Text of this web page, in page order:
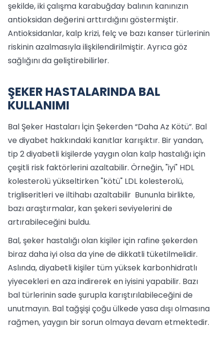
şekilde, iki çalışma karabuğday balının kanınızın
antioksidan değerini arttırdığını göstermiştir.
Antioksidanlar, kalp krizi, felç ve bazı kanser türlerinin
riskinin azalmasıyla ilişkilendirilmiştir. Ayrıca göz
sağlığını da geliştirebilirler.
ŞEKER HASTALARINDA BAL
KULLANIMI
Bal Şeker Hastaları İçin Şekerden “Daha Az Kötü”. Bal
ve diyabet hakkındaki kanıtlar karışıktır. Bir yandan,
tip 2 diyabetli kişilerde yaygın olan kalp hastalığı için
çeşitli risk faktörlerini azaltabilir. Örneğin, "iyi" HDL
kolesterolü yükseltirken "kötü" LDL kolesterolü,
trigliseritleri ve iltihabı azaltabilir Bununla birlikte,
bazı araştırmalar, kan şekeri seviyelerini de
artırabileceğini buldu.
Bal, şeker hastalığı olan kişiler için rafine şekerden
biraz daha iyi olsa da yine de dikkatli tüketilmelidir.
Aslında, diyabetli kişiler tüm yüksek karbonhidratlı
yiyecekleri en aza indirerek en iyisini yapabilir. Bazı
bal türlerinin sade şurupla karıştırılabileceğini de
unutmayın. Bal tağşişi çoğu ülkede yasa dışı olmasına
rağmen, yaygın bir sorun olmaya devam etmektedir.